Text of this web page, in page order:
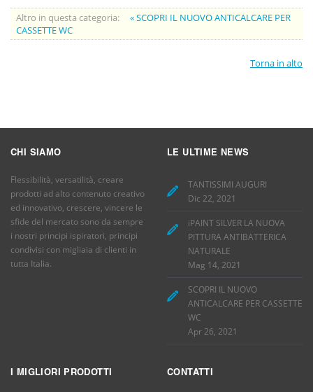
Altro in questa categoria:
« SCOPRI IL NUOVO ANTICALCARE PER
CASSETTE WC
Torna in alto
CHI SIAMO
Flessibilità, versatilità, creare
prodotti ad alto contenuto creativo
ed innovativo, crescere, vincere le
sfide del mercato sono da sempre
i nostri principi ispiratori, principi
condivisi con migliaia di clienti in
tutta Italia.
LE ULTIME NEWS
TANTISSIMI AUGURI
Dic 22, 2021
iPAINT SILVER LA NUOVA
PITTURA ANTIBATTERICA
NATURALE
Mag 14, 2021
SCOPRI IL NUOVO
ANTICALCARE PER CASSETTE
WC
Apr 26, 2021
I MIGLIORI PRODOTTI CONTATTI